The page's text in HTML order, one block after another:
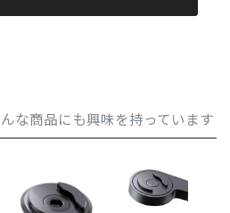
な商品にも興味を持っています